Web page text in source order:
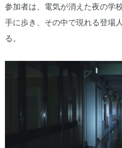
参加者は、電気が消えた夜の学
手に歩き、その中で現れる登場
る。